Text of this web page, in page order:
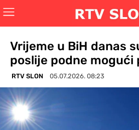
Vrijeme u BiH danas
poslije podne mogući
RTV SLON 05.07.2026. 08:23